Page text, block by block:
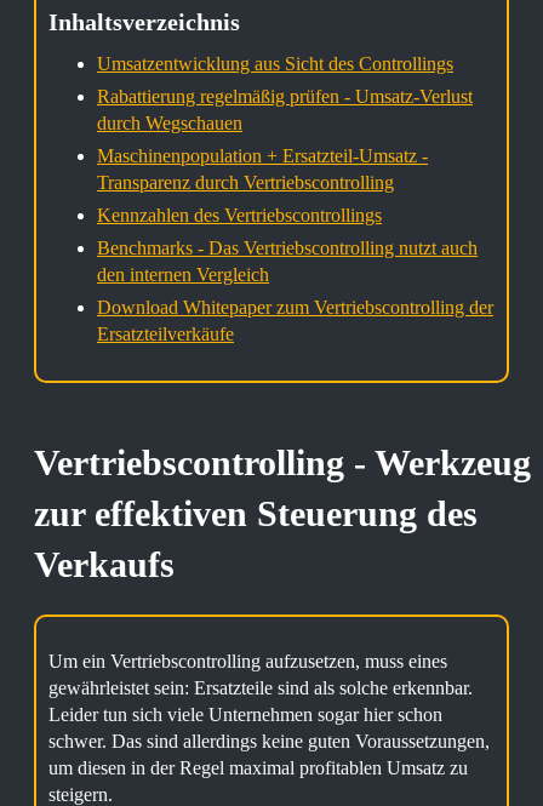
Inhaltsverzeichnis
Umsatzentwicklung aus Sicht des Controllings
Rabattierung regelmäßig prüfen - Umsatz-Verlust
durch Wegschauen
Maschinenpopulation + Ersatzteil-Umsatz -
Transparenz durch Vertriebscontrolling
Kennzahlen des Vertriebscontrollings
Benchmarks - Das Vertriebscontrolling nutzt auch
den internen Vergleich
Download Whitepaper zum Vertriebscontrolling der
Ersatzteilverkäufe
Vertriebscontrolling - Werkzeug
zur effektiven Steuerung des
Verkaufs
Um ein Vertriebscontrolling aufzusetzen, muss eines
gewährleistet sein: Ersatzteile sind als solche erkennbar.
Leider tun sich viele Unternehmen sogar hier schon
schwer. Das sind allerdings keine guten Voraussetzungen,
um diesen in der Regel maximal profitablen Umsatz zu
steigern.